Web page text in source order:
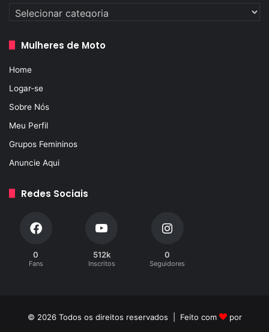
Categorias
Mulheres de Moto
Home
Logar-se
Sobre Nós
Meu Perfil
Grupos Femininos
Anuncie Aqui
Redes Sociais
0
Fans
512k
Inscritos
0
Seguidores
© 2026 Todos os direitos reservados | Feito com
por